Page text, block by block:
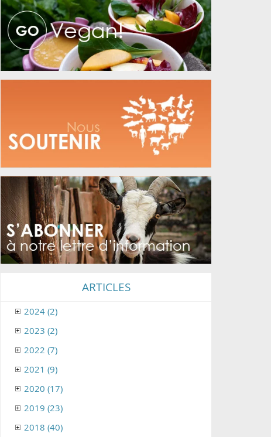
ARTICLES
2024 (2)
2023 (2)
2022 (7)
2021 (9)
2020 (17)
2019 (23)
2018 (40)